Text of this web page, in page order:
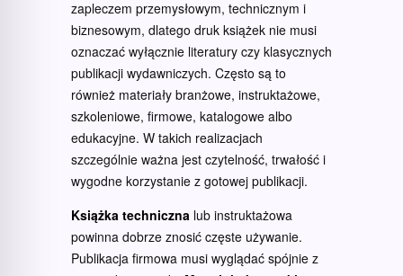
zapleczem przemysłowym, technicznym i
biznesowym, dlatego druk książek nie musi
oznaczać wyłącznie literatury czy klasycznych
publikacji wydawniczych. Często są to
również materiały branżowe, instruktażowe,
szkoleniowe, firmowe, katalogowe albo
edukacyjne. W takich realizacjach
szczególnie ważna jest czytelność, trwałość i
wygodne korzystanie z gotowej publikacji.
Książka techniczna lub instruktażowa
powinna dobrze znosić częste używanie.
Publikacja firmowa musi wyglądać spójnie z